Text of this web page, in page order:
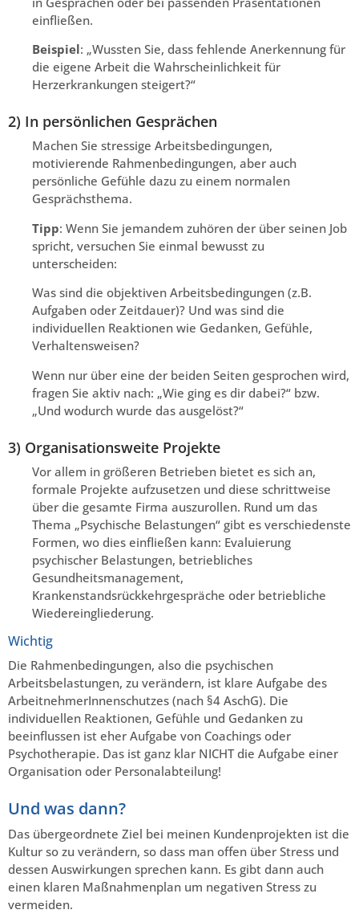
einfließen.
Beispiel: „Wussten Sie, dass fehlende Anerkennung für
die eigene Arbeit die Wahrscheinlichkeit für
Herzerkrankungen steigert?“
2) In persönlichen Gesprächen
Machen Sie stressige Arbeitsbedingungen,
motivierende Rahmenbedingungen, aber auch
persönliche Gefühle dazu zu einem normalen
Gesprächsthema.
Tipp: Wenn Sie jemandem zuhören der über seinen Job
spricht, versuchen Sie einmal bewusst zu
unterscheiden:
Was sind die objektiven Arbeitsbedingungen (z.B.
Aufgaben oder Zeitdauer)? Und was sind die
individuellen Reaktionen wie Gedanken, Gefühle,
Verhaltensweisen?
Wenn nur über eine der beiden Seiten gesprochen wird,
fragen Sie aktiv nach: „Wie ging es dir dabei?“ bzw.
„Und wodurch wurde das ausgelöst?“
3) Organisationsweite Projekte
Vor allem in größeren Betrieben bietet es sich an,
formale Projekte aufzusetzen und diese schrittweise
über die gesamte Firma auszurollen. Rund um das
Thema „Psychische Belastungen“ gibt es verschiedenste
Formen, wo dies einfließen kann: Evaluierung
psychischer Belastungen, betriebliches
Gesundheitsmanagement,
Krankenstandsrückkehrgespräche oder betriebliche
Wiedereingliederung.
Wichtig
Die Rahmenbedingungen, also die psychischen
Arbeitsbelastungen, zu verändern, ist klare Aufgabe des
ArbeitnehmerInnenschutzes (nach §4 AschG). Die
individuellen Reaktionen, Gefühle und Gedanken zu
beeinflussen ist eher Aufgabe von Coachings oder
Psychotherapie. Das ist ganz klar NICHT die Aufgabe einer
Organisation oder Personalabteilung!
Und was dann?
Das übergeordnete Ziel bei meinen Kundenprojekten ist die
Kultur so zu verändern, so dass man offen über Stress und
dessen Auswirkungen sprechen kann. Es gibt dann auch
einen klaren Maßnahmenplan um negativen Stress zu
vermeiden.